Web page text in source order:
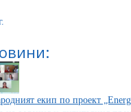
екип по проект